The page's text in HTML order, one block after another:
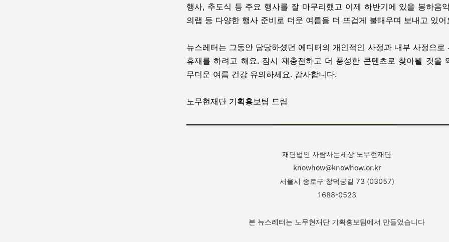
행사, 추도식 등 주요 행사를 잘 마무리했고 이제 하반기에 있을 봉하음
의랩 등 다양한 행사 준비로 더운 여름을 더 뜨겁게 불태우며 보내고 있어
뉴스레터는 그동안 담당하셨던 에디터의 개인적인 사정과 내부 사정으로
휴재를 하려고 해요. 잠시 재충전하고 더 풍성한 콘텐츠로 찾아뵐 것을
무더운 여름 건강 유의하세요. 감사합니다.
노무현재단 기획홍보팀 드림
재단법인 사람사는세상 노무현재단
knowhow@knowhow.or.kr
서울시 종로구 창덕궁길 73 (03057)
1688-0523
본 뉴스레터는 노무현재단 기획홍보팀에서 만들었습니다